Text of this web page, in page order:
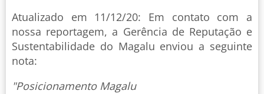
Atualizado em 11/12/20: Em contato com a
nossa reportagem, a Gerência de Reputação e
Sustentabilidade do Magalu enviou a seguinte
nota:
"Posicionamento Magalu